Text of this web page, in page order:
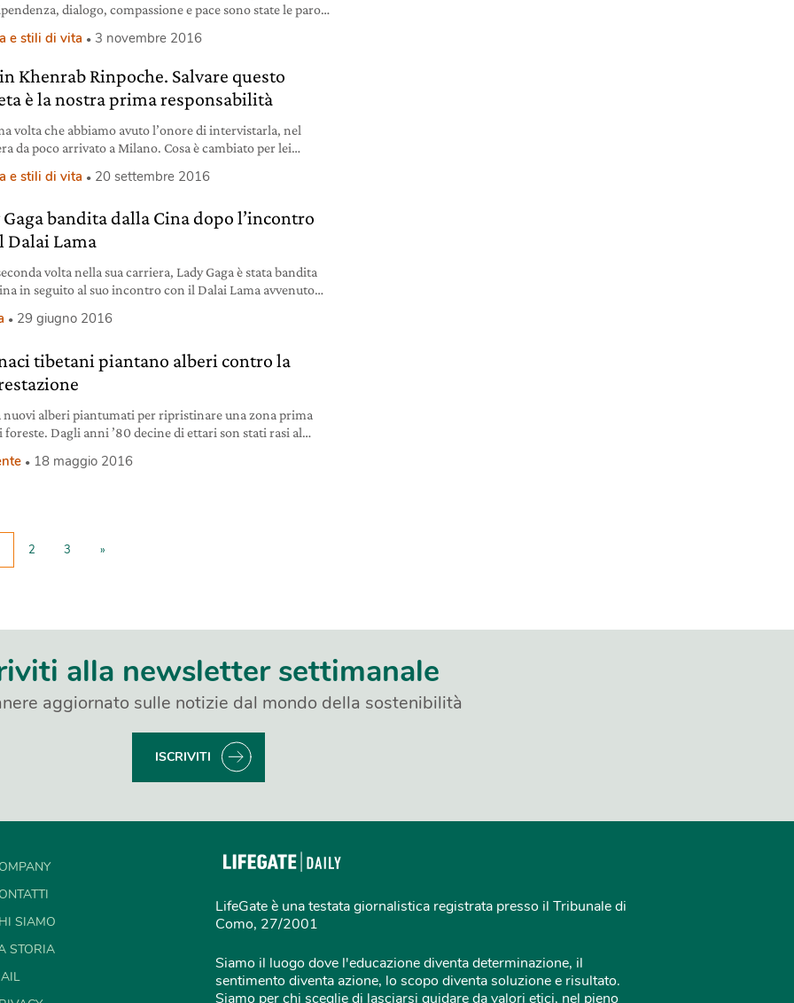
dialogo, compassione e pace sono state le parole
e stili di vita 3 novembre 2016
Khenrab Rinpoche. Salvare questo
è la nostra prima responsabilità
volta che abbiamo avuto l’onore di intervistarla, nel
da poco arrivato a Milano. Cosa è cambiato per lei
personale che ho vissuto in questi sei anni è legato
e stili di vita 20 settembre 2016
Gaga bandita dalla Cina dopo l’incontro
Dalai Lama
volta nella sua carriera, Lady Gaga è stata bandita
in seguito al suo incontro con il Dalai Lama avvenuto
Durante il meeting, la pop star americana e il leader
la
29 giugno 2016
tibetani piantano alberi contro la
nuovi alberi piantumati per ripristinare una zona prima
decine di ettari son stati rasi al
18 maggio 2016
2 3 »
alla newsletter settimanale
aggiornato sulle notizie dal mondo della sostenibilità
ISCRIVITI
SIAMO
STORIA
LifeGate è una testata giornalistica registrata presso il Tribunale di
Como, 27/2001
Siamo il luogo dove l'educazione diventa determinazione, il
sentimento diventa azione, lo scopo diventa soluzione e risultato.
Siamo per chi sceglie di lasciarsi guidare da valori etici, nel pieno